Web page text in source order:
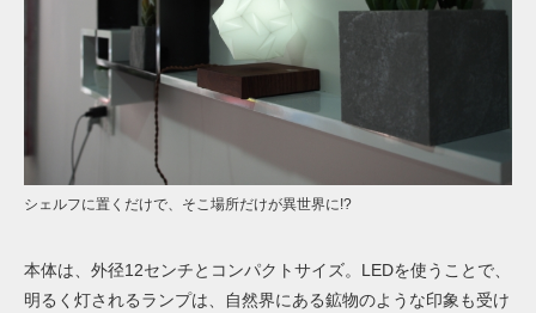
シェルフに置くだけで、そこ場所だけが異世界に!?
本体は、外径12センチとコンパクトサイズ。LEDを使うことで、
明るく灯されるランプは、自然界にある鉱物のような印象も受け